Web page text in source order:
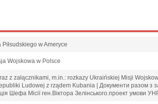
Piłsudskiego w Ameryce
Wojskowa w Polsce
z załącznikami, m.in.: rozkazy Ukraińskiej Misji
Ludowej z rządem Kubania | Документи разом з
Шефа Місії ген.Віктора Зелінського.проект умови